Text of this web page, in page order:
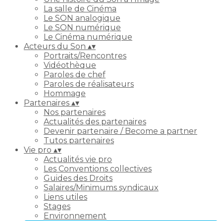
La salle de Cinéma
Le SON analogique
Le SON numérique
Le Cinéma numérique
Acteurs du Son ▴▾
Portraits/Rencontres
Vidéothèque
Paroles de chef
Paroles de réalisateurs
Hommage
Partenaires ▴▾
Nos partenaires
Actualités des partenaires
Devenir partenaire / Become a partner
Tutos partenaires
Vie pro ▴▾
Actualités vie pro
Les Conventions collectives
Guides des Droits
Salaires/Minimums syndicaux
Liens utiles
Stages
Environnement